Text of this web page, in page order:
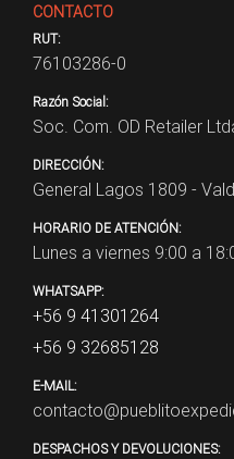
CONTACTO
RUT:
76103286-0
Razón Social:
Soc. Com. OD Retailer
DIRECCIÓN:
General Lagos 1809 -
HORARIO DE ATENCIÓN:
Lunes a viernes 9:00 a
WHATSAPP:
+56 9 41301264
+56 9 32685128
E-MAIL:
DESPACHOS Y DEVOLUCIONES: